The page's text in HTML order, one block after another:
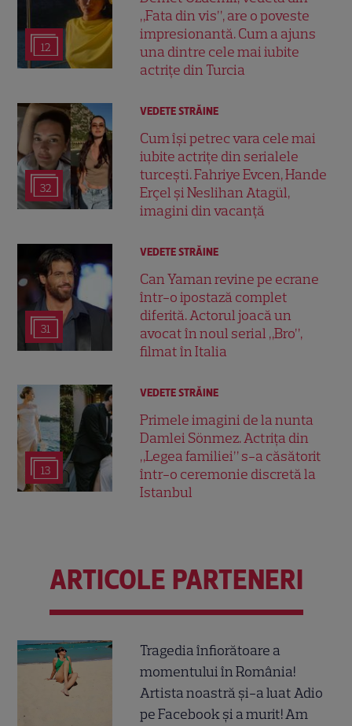
12
„Fata din vis”, are o poveste
impresionantă. Cum a ajuns
una dintre cele mai iubite
actrițe din Turcia
32
VEDETE STRĂINE
Cum își petrec vara cele mai
iubite actrițe din serialele
turcești. Fahriye Evcen, Hande
Erçel și Neslihan Atagül,
imagini din vacanță
31
VEDETE STRĂINE
Can Yaman revine pe ecrane
într-o ipostază complet
diferită. Actorul joacă un
avocat în noul serial „Bro”,
filmat în Italia
13
VEDETE STRĂINE
Primele imagini de la nunta
Damlei Sönmez. Actrița din
„Legea familiei” s-a căsătorit
într-o ceremonie discretă la
Istanbul
ARTICOLE PARTENERI
Tragedia înfiorătoare a
momentului în România!
Artista noastră și-a luat Adio
pe Facebook și a murit! Am